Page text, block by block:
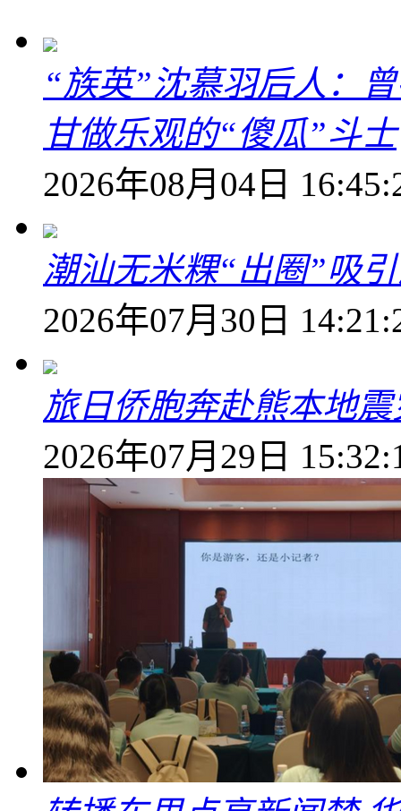
“族英”沈慕羽后人：
甘做乐观的“傻瓜”斗士
2026年08月04日
潮汕无米粿“出圈”吸
2026年07月30日
旅日侨胞奔赴熊本地
2026年07月29日